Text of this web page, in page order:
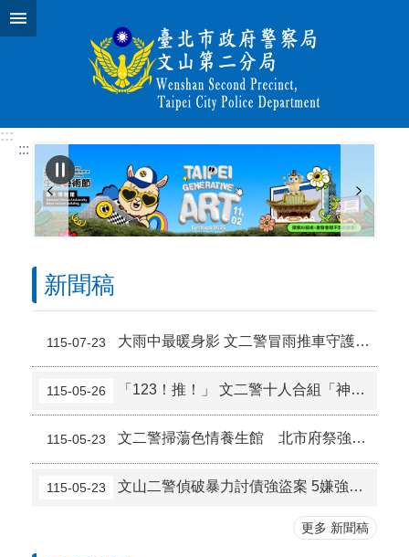
跳到主要內容區塊
:::
:::
新聞稿
115-07-23 大雨中最暖身影 文二警冒雨推車守護用路安全
115-05-26 「123！推！」 文二警十人合組「神力小隊」 感動週末夜歸人
115-05-23 文二警掃蕩色情養生館 北市府祭強制斷水斷電重拳
115-05-23 文山二警偵破暴力討債強盜案 5嫌強取手機抵債全數落網
更多 新聞稿